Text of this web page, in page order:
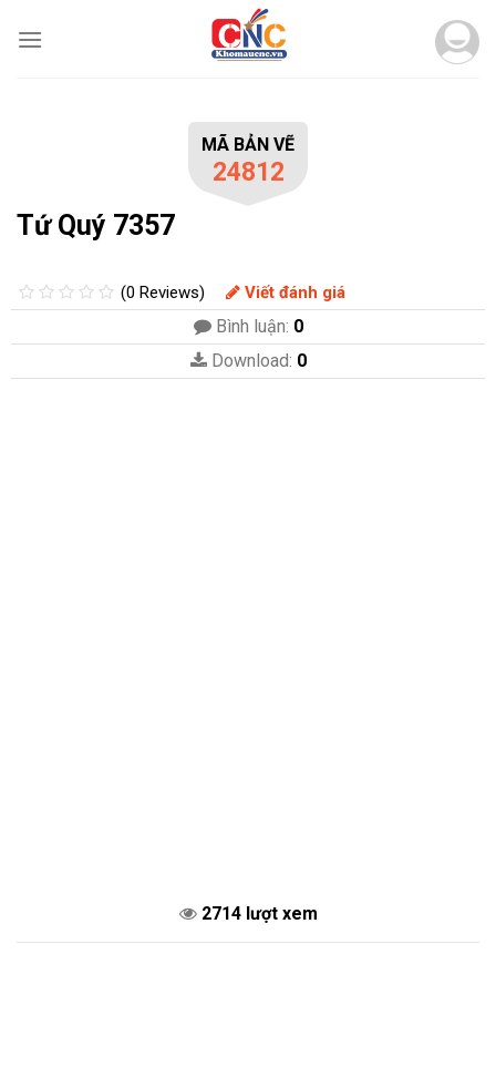
MÃ BẢN VẼ
24812
Tứ Quý 7357
(0 Reviews) Viết đánh giá
Bình luận: 0
Download: 0
2714 lượt xem